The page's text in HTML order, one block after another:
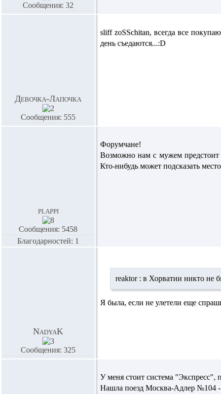
Сообщения: 32
Девочка-Лапочка
Сообщения: 555
sliff zoSSchitan,всегда все
день съедаются...:D
plappi
Сообщения: 5458
Благодарностей: 1
Форумчане!
Возможно нам с мужем предстоит
Кто-нибудь может подсказать
NadyaK
Сообщения: 325
reaktor : в Хорватии никто не
Я была, если не улетели еще
У меня стоит система "Экспресс",
Нашла поезд Москва-Адлер №104 -